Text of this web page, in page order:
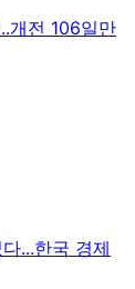
개전 106일만
...한국 경제